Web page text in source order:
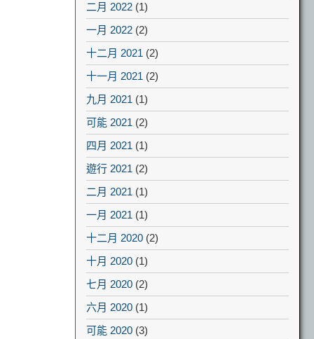
二月 2022 (1)
一月 2022 (2)
十二月 2021 (2)
十一月 2021 (2)
九月 2021 (1)
可能 2021 (2)
四月 2021 (1)
遊行 2021 (2)
二月 2021 (1)
一月 2021 (1)
十二月 2020 (2)
十月 2020 (1)
七月 2020 (2)
六月 2020 (1)
可能 2020 (3)